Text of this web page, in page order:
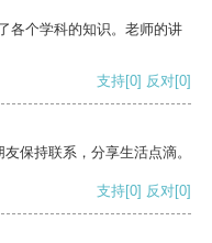
各个学科的知识。老师的讲
支持[0] 反对[0]
保持联系，分享生活点滴。
支持[0] 反对[0]